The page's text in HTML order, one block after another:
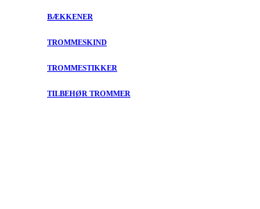
BÆKKENER
TROMMESKIND
TROMMESTIKKER
TILBEHØR TROMMER